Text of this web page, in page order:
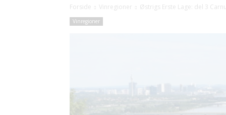
Forside Vinregioner Østrigs Erste Lage: del 3
Vinregioner